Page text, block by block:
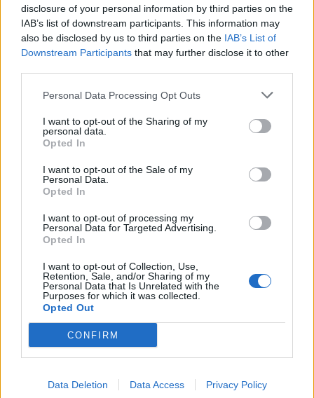
disclosure of your personal information by third parties on the
IAB’s list of downstream participants. This information may
also be disclosed by us to third parties on the IAB’s List of
Downstream Participants that may further disclose it to other
Personal Data Processing Opt Outs
I want to opt-out of the Sharing of my
personal data.
Opted In
I want to opt-out of the Sale of my
Personal Data.
Opted In
I want to opt-out of processing my
Personal Data for Targeted Advertising.
Opted In
I want to opt-out of Collection, Use,
Retention, Sale, and/or Sharing of my
Personal Data that Is Unrelated with the
Purposes for which it was collected.
Opted Out
CONFIRM
Data Deletion Data Access Privacy Policy
Iesmiņus vēlreiz pārslaka ar palikušo marinādi,
pasāla, iepiparo.
Cep līdz gatavībai, cepšamas laikā var apslacīt ar vēl
palikušo marinādi :) Pasniedz ar rīsiem, zaļumiem
pēc izvēles- Labu apetīti!
Iesūtījusi:alise,Grilēšanas recepšu konkursa
Jēra gaļa - 1.kg
Sīpoli - 4.gab
Tomāti - 4.gab
Citronu sula - 2.citroniem
Sāls, melnie pipari,